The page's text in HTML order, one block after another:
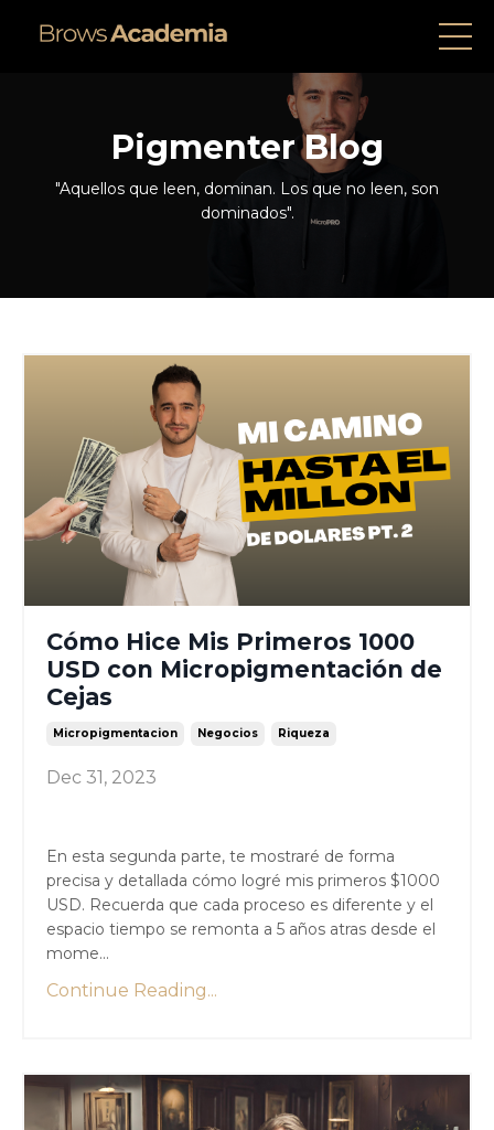
Pigmenter Blog
"Aquellos que leen, dominan. Los que no leen, son
dominados".
Cómo Hice Mis Primeros 1000
USD con Micropigmentación de
Cejas
Micropigmentacion Negocios Riqueza
Dec 31, 2023
En esta segunda parte, te mostraré de forma
precisa y detallada cómo logré mis primeros $1000
USD. Recuerda que cada proceso es diferente y el
espacio tiempo se remonta a 5 años atras desde el
mome...
Continue Reading...